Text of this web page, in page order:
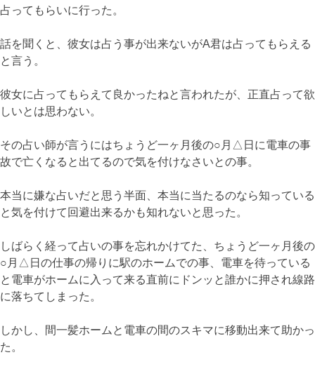
占ってもらいに行った。
話を聞くと、彼女は占う事が出来ないがA君は占ってもらえる
と言う。
彼女に占ってもらえて良かったねと言われたが、正直占って欲
しいとは思わない。
その占い師が言うにはちょうど一ヶ月後の○月△日に電車の事
故で亡くなると出てるので気を付けなさいとの事。
本当に嫌な占いだと思う半面、本当に当たるのなら知っている
と気を付けて回避出来るかも知れないと思った。
しばらく経って占いの事を忘れかけてた、ちょうど一ヶ月後の
○月△日の仕事の帰りに駅のホームでの事、電車を待っている
と電車がホームに入って来る直前にドンッと誰かに押され線路
に落ちてしまった。
しかし、間一髪ホームと電車の間のスキマに移動出来て助かっ
た。